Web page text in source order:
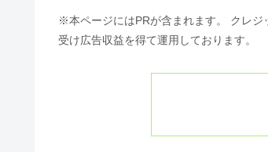
※本ページにはPRが含まれます。 クレジ
受け広告収益を得て運用しております。